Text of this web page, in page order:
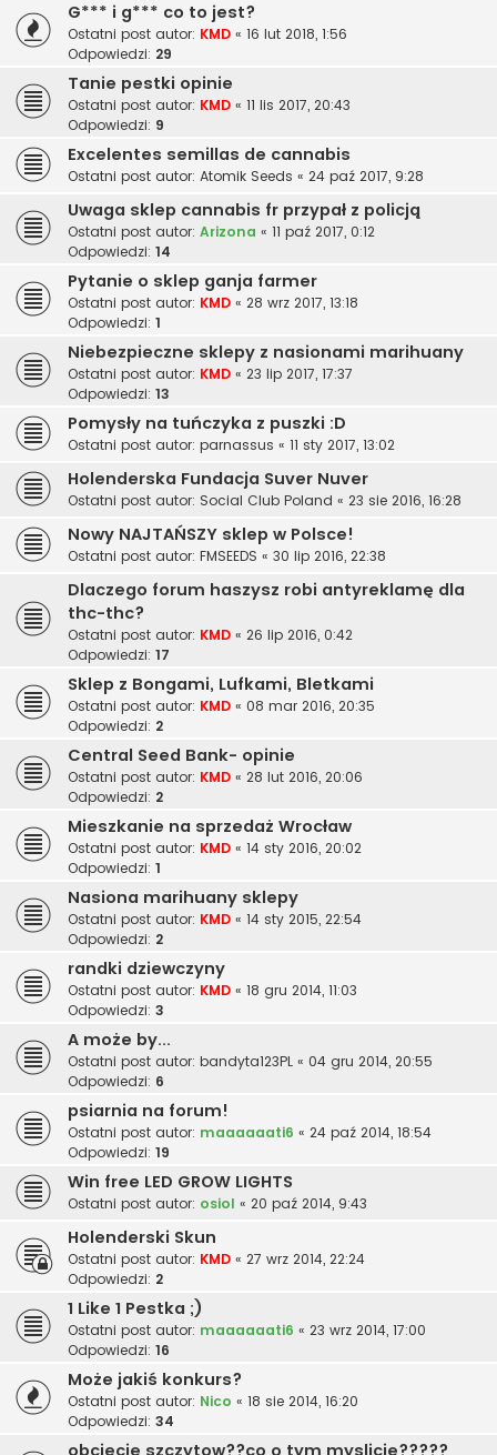
G*** i g*** co to jest?
Ostatni post autor: KMD « 16 lut 2018, 1:56
Odpowiedzi: 29
Tanie pestki opinie
Ostatni post autor: KMD « 11 lis 2017, 20:43
Odpowiedzi: 9
Excelentes semillas de cannabis
Ostatni post autor: Atomik Seeds « 24 paź 2017, 9:28
Uwaga sklep cannabis fr przypał z policją
Ostatni post autor: Arizona « 11 paź 2017, 0:12
Odpowiedzi: 14
Pytanie o sklep ganja farmer
Ostatni post autor: KMD « 28 wrz 2017, 13:18
Odpowiedzi: 1
Niebezpieczne sklepy z nasionami marihuany
Ostatni post autor: KMD « 23 lip 2017, 17:37
Odpowiedzi: 13
Pomysły na tuńczyka z puszki :D
Ostatni post autor: parnassus « 11 sty 2017, 13:02
Holenderska Fundacja Suver Nuver
Ostatni post autor: Social Club Poland « 23 sie 2016, 16:28
Nowy NAJTAŃSZY sklep w Polsce!
Ostatni post autor: FMSEEDS « 30 lip 2016, 22:38
Dlaczego forum haszysz robi antyreklamę dla
thc-thc?
Ostatni post autor: KMD « 26 lip 2016, 0:42
Odpowiedzi: 17
Sklep z Bongami, Lufkami, Bletkami
Ostatni post autor: KMD « 08 mar 2016, 20:35
Odpowiedzi: 2
Central Seed Bank- opinie
Ostatni post autor: KMD « 28 lut 2016, 20:06
Odpowiedzi: 2
Mieszkanie na sprzedaż Wrocław
Ostatni post autor: KMD « 14 sty 2016, 20:02
Odpowiedzi: 1
Nasiona marihuany sklepy
Ostatni post autor: KMD « 14 sty 2015, 22:54
Odpowiedzi: 2
randki dziewczyny
Ostatni post autor: KMD « 18 gru 2014, 11:03
Odpowiedzi: 3
A może by...
Ostatni post autor: bandyta123PL « 04 gru 2014, 20:55
Odpowiedzi: 6
psiarnia na forum!
Ostatni post autor: maaaaaati6 « 24 paź 2014, 18:54
Odpowiedzi: 19
Win free LED GROW LIGHTS
Ostatni post autor: osiol « 20 paź 2014, 9:43
Holenderski Skun
Ostatni post autor: KMD « 27 wrz 2014, 22:24
Odpowiedzi: 2
1 Like 1 Pestka ;)
Ostatni post autor: maaaaaati6 « 23 wrz 2014, 17:00
Odpowiedzi: 16
Może jakiś konkurs?
Ostatni post autor: Nico « 18 sie 2014, 16:20
Odpowiedzi: 34